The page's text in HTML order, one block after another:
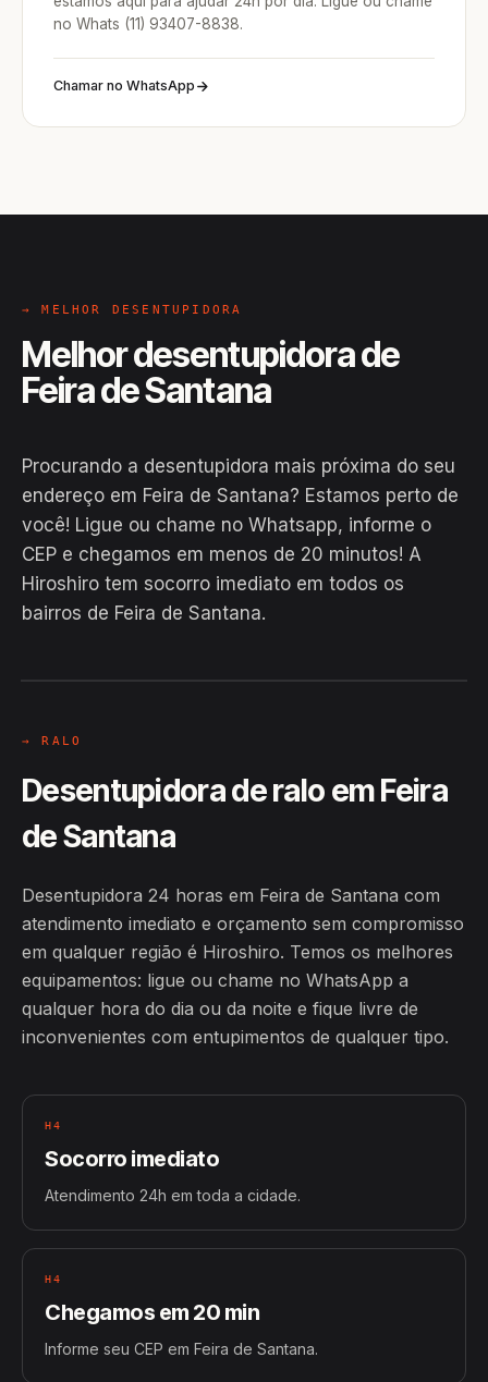
no Whats (11) 93407-8838.
Chamar no WhatsApp
→ MELHOR DESENTUPIDORA
Melhor desentupidora de
Feira de Santana
Procurando a desentupidora mais próxima do seu
endereço em Feira de Santana? Estamos perto de
você! Ligue ou chame no Whatsapp, informe o
CEP e chegamos em menos de 20 minutos! A
Hiroshiro tem socorro imediato em todos os
bairros de Feira de Santana.
EM CAMPO
→ RALO
Desentupidora de ralo em Feira
de Santana
Desentupidora 24 horas em Feira de Santana com
atendimento imediato e orçamento sem compromisso
em qualquer região é Hiroshiro. Temos os melhores
equipamentos: ligue ou chame no WhatsApp a
qualquer hora do dia ou da noite e fique livre de
inconvenientes com entupimentos de qualquer tipo.
H4
Socorro imediato
Atendimento 24h em toda a cidade.
H4
Chegamos em 20 min
Informe seu CEP em Feira de Santana.